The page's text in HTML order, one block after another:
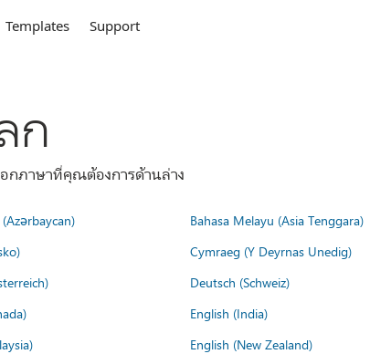
Templates Support
ก
กภาษาที่คุณต้องการด้านล่าง
Bahasa Melayu (Asia Tenggara)
Cymraeg (Y Deyrnas Unedig)
Deutsch (Schweiz)
English (India)
English (New Zealand)